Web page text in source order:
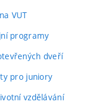
VUT
programy
dveří
pro juniory
vzdělávání